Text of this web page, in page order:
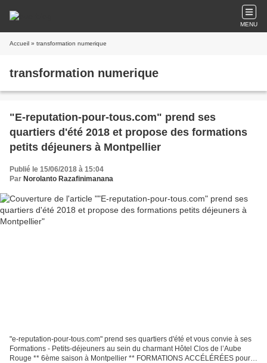
MENU
Accueil » transformation numerique
transformation numerique
"E-reputation-pour-tous.com" prend ses
quartiers d'été 2018 et propose des formations
petits déjeuners à Montpellier
Publié le 15/06/2018 à 15:04
Par Norolanto Razafinimanana
"e-reputation-pour-tous.com" prend ses quartiers d'été et vous convie à ses
Formations - Petits-déjeuners au sein du charmant Hôtel Clos de l’Aube
Rouge ** 6ème saison à Montpellier ** FORMATIONS ACCÉLÉRÉES pour